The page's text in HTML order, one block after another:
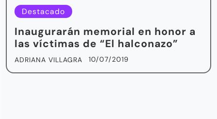
Destacado
Inaugurarán memorial en honor a
las víctimas de “El halconazo”
ADRIANA VILLAGRA 10/07/2019